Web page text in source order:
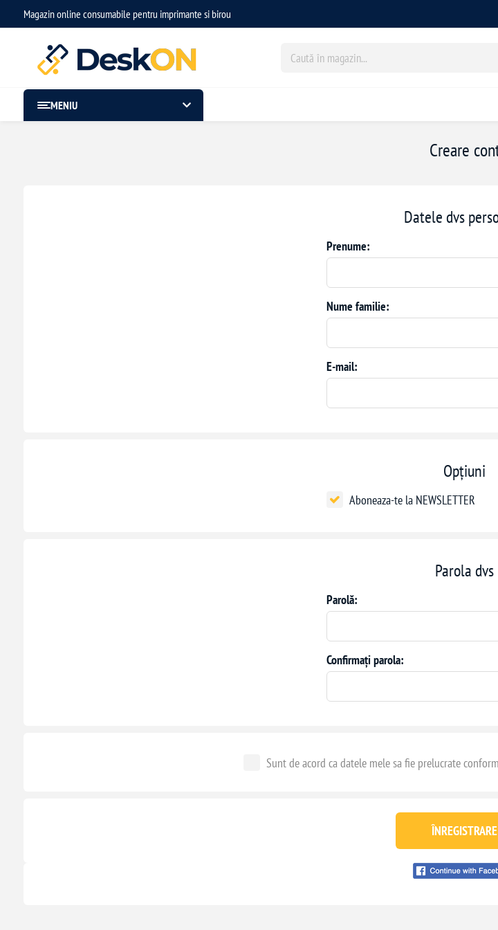
Magazin online consumabile pentru imprimante si birou
MENIU
Creare
Datele dvs
Prenume:
Nume familie:
E-mail:
Opțiuni
Aboneaza-te la NEWSLETTER
Parola dvs
Parolă:
Confirmați parola:
Sunt de acord ca datele mele sa fie prelucrate
ÎNREGISTRARE
Conecteaza-te